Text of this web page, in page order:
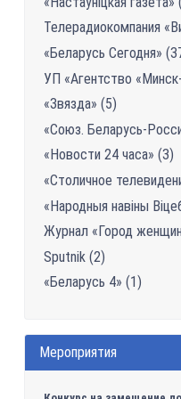
Телерадиокомпания
«Беларусь Сегодня»
УП «Агентство
«Звязда» (5)
«Союз. Беларусь-
«Новости 24 часа» (3)
«Столичное
«Народныя навіны
Журнал «Город
Sputnik (2)
«Беларусь 4» (1)
Мероприятия